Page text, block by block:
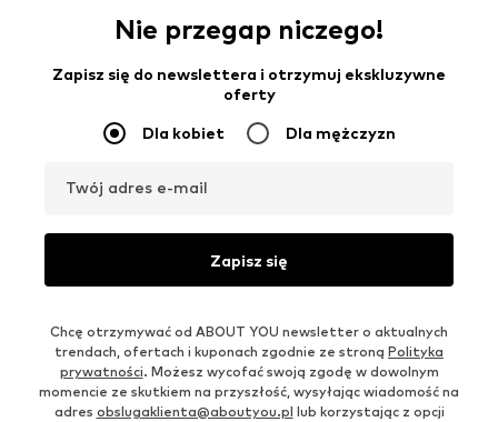
Nie przegap niczego!
Zapisz się do newslettera i otrzymuj ekskluzywne
oferty
Dla kobiet Dla mężczyzn
Twój adres e-mail
Zapisz się
Chcę otrzymywać od ABOUT YOU newsletter o aktualnych
trendach, ofertach i kuponach zgodnie ze stroną Polityka
prywatności. Możesz wycofać swoją zgodę w dowolnym
momencie ze skutkiem na przyszłość, wysyłając wiadomość na
adres obslugaklienta@aboutyou.pl lub korzystając z opcji